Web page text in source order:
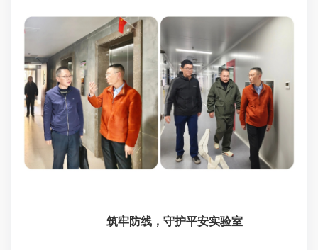
筑牢防线，守护平安实验室